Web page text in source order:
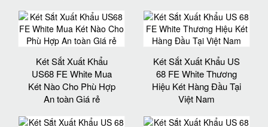
Két Sắt Xuất Khẩu
US68 FE White Mua
Két Nào Cho Phù Hợp
An toàn Giá rẻ
Két Sắt Xuất Khẩu US
68 FE White Thương
Hiệu Két Hàng Đầu Tại
Việt Nam